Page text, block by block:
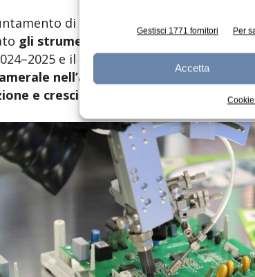
Gestisci 1771 fornitori Per
Accetta
di rilievo è stato l’intervento di
gli strumenti a sostegno delle
e il programma Resto al Sud,
nell’accompagnare le aziende
e crescita